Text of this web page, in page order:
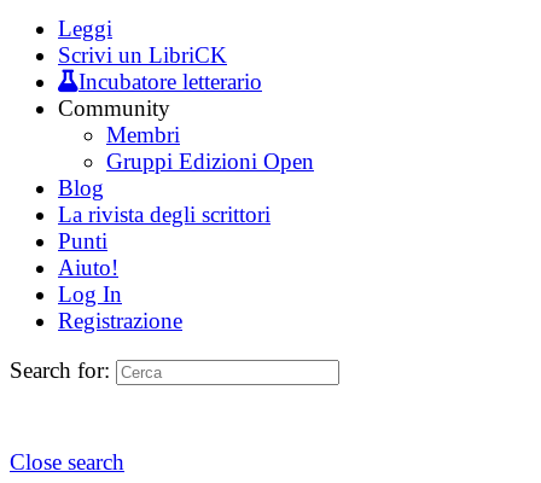
Leggi
Scrivi un LibriCK
Incubatore letterario
Community
Membri
Gruppi Edizioni Open
Blog
La rivista degli scrittori
Punti
Aiuto!
Log In
Registrazione
Search for:
Close search